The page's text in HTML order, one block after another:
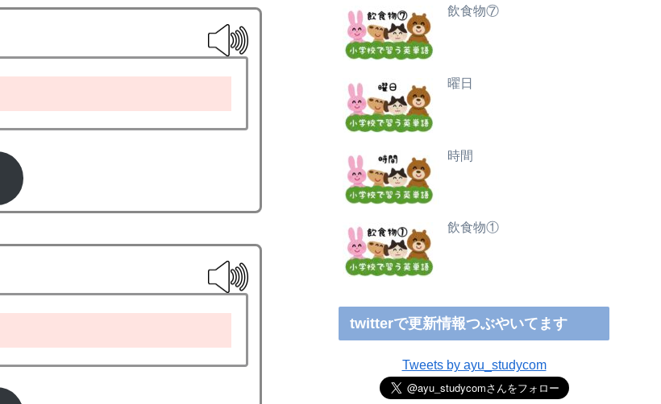
飲食物⑦
曜日
時間
飲食物①
twitterで更新情報つぶやいてます
Tweets by ayu_studycom